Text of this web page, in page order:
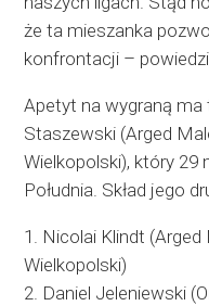
że ta mieszanka
konfrontacji –
Apetyt na wygraną
Staszewski (Arged
Wielkopolski), który 29
Południa. Skład jego
1. Nicolai Klindt
Wielkopolski)
2. Daniel Jeleniewski